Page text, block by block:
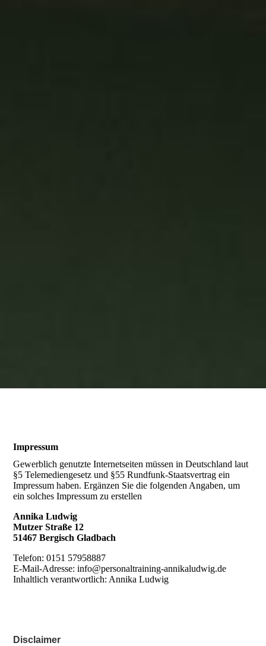
Impressum
Gewerblich genutzte Internetseiten müssen in Deutschland laut
§5 Telemediengesetz und §55 Rundfunk-Staatsvertrag ein
Impressum haben. Ergänzen Sie die folgenden Angaben, um
ein solches Impressum zu erstellen
Annika Ludwig
Mutzer Straße 12
51467 Bergisch Gladbach
Telefon: 0151 57958887
E-Mail-Adresse: info@personaltraining-annikaludwig.de
Inhaltlich verantwortlich: Annika Ludwig
Disclaimer